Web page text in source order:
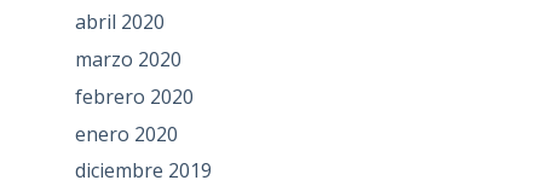
abril 2020
marzo 2020
febrero 2020
enero 2020
diciembre 2019